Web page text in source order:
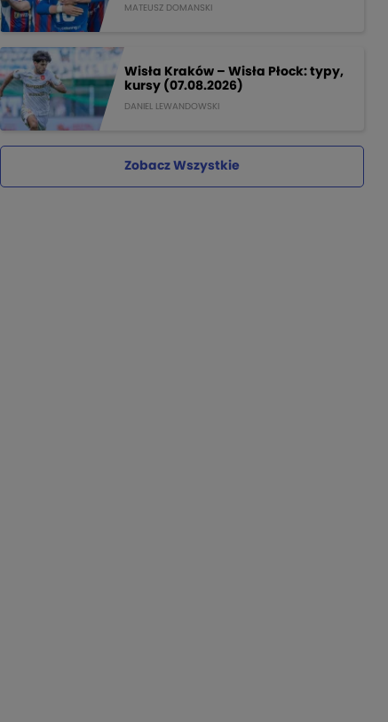
MATEUSZ DOMANSKI
Wisła Kraków – Wisła Płock: typy,
kursy (07.08.2026)
DANIEL LEWANDOWSKI
Zobacz Wszystkie